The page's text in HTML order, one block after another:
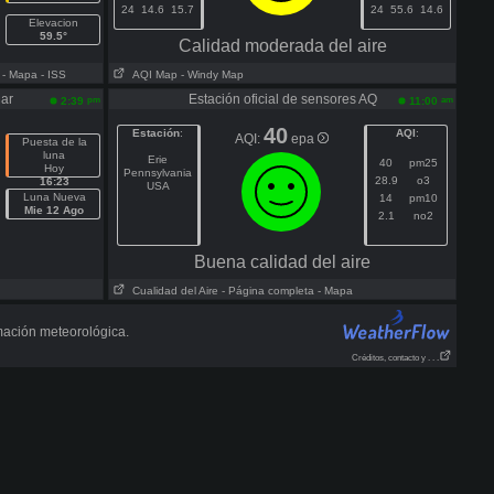
Elevacion
59.5°
- Mapa - ISS
24
14.6 15.7
24 55.6 14.6
Calidad moderada del aire
AQI Map - Windy Map
2:39 pm
Puesta de la
luna
Hoy
16:23
Luna Nueva
Mie 12 Ago
Estación oficial de sensores AQ 11:00 am
Estación:
Erie
Pennsylvania
USA
AQI: 40 epa AQI:
40
pm25
28.9
o3
14
pm10
2.1
no2
Buena calidad del aire
Cualidad del Aire - Página completa - Mapa
meteorológica.
Créditos, contacto y . . .